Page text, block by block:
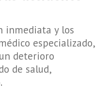
inmediata y los
especializado,
deterioro
de salud,